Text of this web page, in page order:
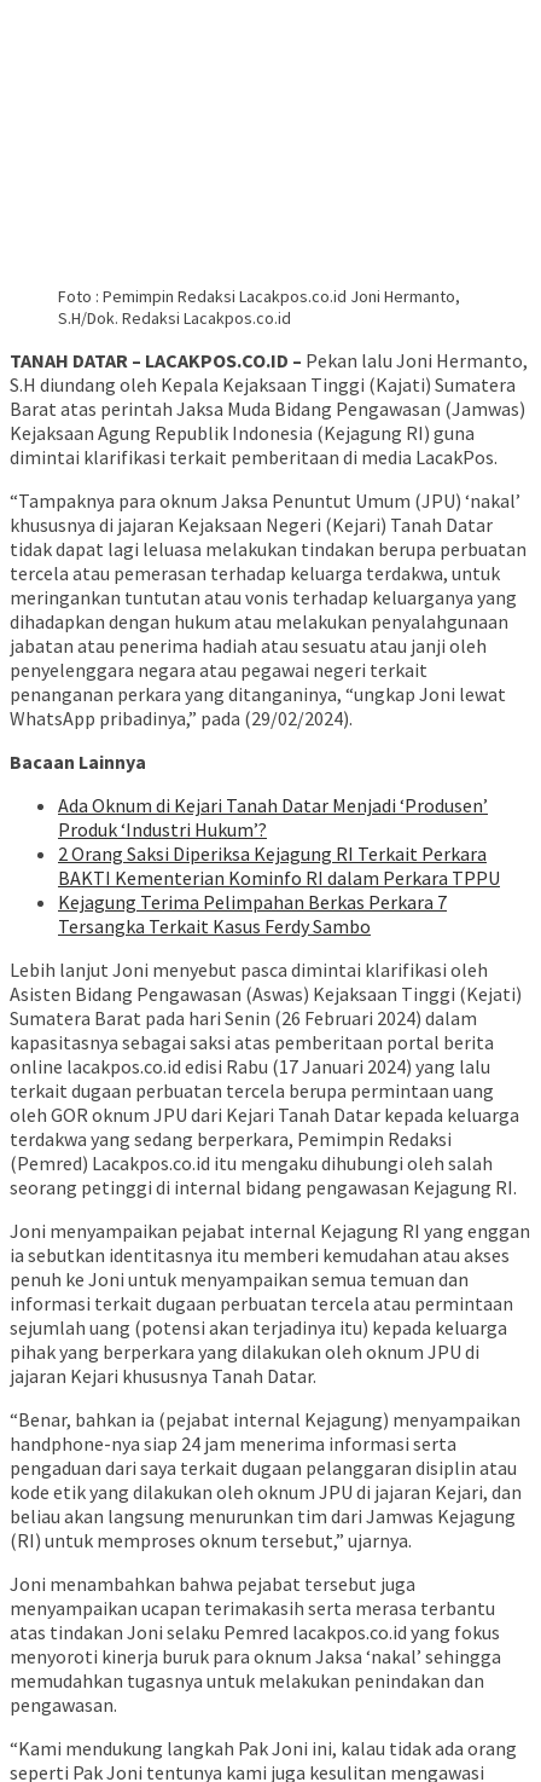
Foto : Pemimpin Redaksi Lacakpos.co.id Joni Hermanto,
S.H/Dok. Redaksi Lacakpos.co.id
TANAH DATAR – LACAKPOS.CO.ID – Pekan lalu Joni Hermanto,
S.H diundang oleh Kepala Kejaksaan Tinggi (Kajati) Sumatera
Barat atas perintah Jaksa Muda Bidang Pengawasan (Jamwas)
Kejaksaan Agung Republik Indonesia (Kejagung RI) guna
dimintai klarifikasi terkait pemberitaan di media LacakPos.
“Tampaknya para oknum Jaksa Penuntut Umum (JPU) ‘nakal’
khususnya di jajaran Kejaksaan Negeri (Kejari) Tanah Datar
tidak dapat lagi leluasa melakukan tindakan berupa perbuatan
tercela atau pemerasan terhadap keluarga terdakwa, untuk
meringankan tuntutan atau vonis terhadap keluarganya yang
dihadapkan dengan hukum atau melakukan penyalahgunaan
jabatan atau penerima hadiah atau sesuatu atau janji oleh
penyelenggara negara atau pegawai negeri terkait
penanganan perkara yang ditanganinya, “ungkap Joni lewat
WhatsApp pribadinya,” pada (29/02/2024).
Bacaan Lainnya
Ada Oknum di Kejari Tanah Datar Menjadi ‘Produsen’
Produk ‘Industri Hukum’?
2 Orang Saksi Diperiksa Kejagung RI Terkait Perkara
BAKTI Kementerian Kominfo RI dalam Perkara TPPU
Kejagung Terima Pelimpahan Berkas Perkara 7
Tersangka Terkait Kasus Ferdy Sambo
Lebih lanjut Joni menyebut pasca dimintai klarifikasi oleh
Asisten Bidang Pengawasan (Aswas) Kejaksaan Tinggi (Kejati)
Sumatera Barat pada hari Senin (26 Februari 2024) dalam
kapasitasnya sebagai saksi atas pemberitaan portal berita
online lacakpos.co.id edisi Rabu (17 Januari 2024) yang lalu
terkait dugaan perbuatan tercela berupa permintaan uang
oleh GOR oknum JPU dari Kejari Tanah Datar kepada keluarga
terdakwa yang sedang berperkara, Pemimpin Redaksi
(Pemred) Lacakpos.co.id itu mengaku dihubungi oleh salah
seorang petinggi di internal bidang pengawasan Kejagung RI.
Joni menyampaikan pejabat internal Kejagung RI yang enggan
ia sebutkan identitasnya itu memberi kemudahan atau akses
penuh ke Joni untuk menyampaikan semua temuan dan
informasi terkait dugaan perbuatan tercela atau permintaan
sejumlah uang (potensi akan terjadinya itu) kepada keluarga
pihak yang berperkara yang dilakukan oleh oknum JPU di
jajaran Kejari khususnya Tanah Datar.
“Benar, bahkan ia (pejabat internal Kejagung) menyampaikan
handphone-nya siap 24 jam menerima informasi serta
pengaduan dari saya terkait dugaan pelanggaran disiplin atau
kode etik yang dilakukan oleh oknum JPU di jajaran Kejari, dan
beliau akan langsung menurunkan tim dari Jamwas Kejagung
(RI) untuk memproses oknum tersebut,” ujarnya.
Joni menambahkan bahwa pejabat tersebut juga
menyampaikan ucapan terimakasih serta merasa terbantu
atas tindakan Joni selaku Pemred lacakpos.co.id yang fokus
menyoroti kinerja buruk para oknum Jaksa ‘nakal’ sehingga
memudahkan tugasnya untuk melakukan penindakan dan
pengawasan.
“Kami mendukung langkah Pak Joni ini, kalau tidak ada orang
seperti Pak Joni tentunya kami juga kesulitan mengawasi